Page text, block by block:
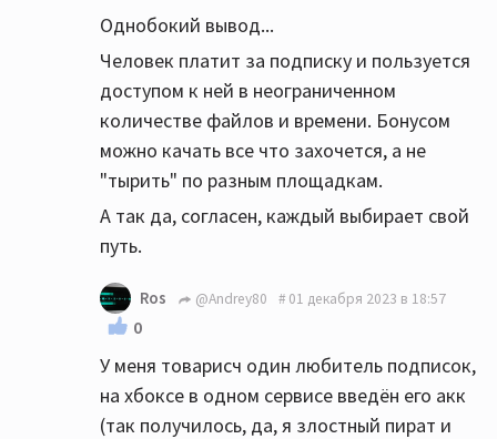
Однобокий вывод...
Человек платит за подписку и пользуется
доступом к ней в неограниченном
количестве файлов и времени. Бонусом
можно качать все что захочется, а не
"тырить" по разным площадкам.
А так да, согласен, каждый выбирает свой
путь.
Ros @Andrey80 01 декабря 2023 в 18:57
0
У меня товарисч один любитель подписок,
на хбоксе в одном сервисе введён его акк
(так получилось, да, я злостный пират и